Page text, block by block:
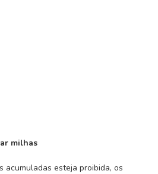
milhas
acumuladas esteja proibida, os